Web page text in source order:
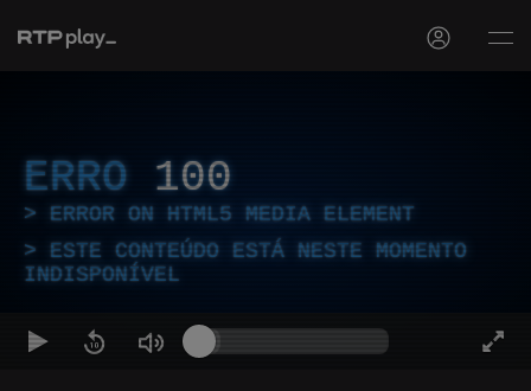
ERRO 100
ERROR ON HTML5 MEDIA ELEMENT
ESTE CONTEÚDO ESTÁ NESTE MOMENTO
INDISPONÍVEL